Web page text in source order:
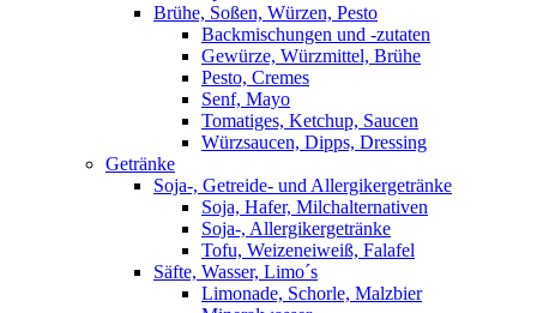
Brühe, Soßen, Würzen, Pesto
Backmischungen und -zutaten
Gewürze, Würzmittel, Brühe
Pesto, Cremes
Senf, Mayo
Tomatiges, Ketchup, Saucen
Würzsaucen, Dipps, Dressing
Getränke
Soja-, Getreide- und Allergikergetränke
Soja, Hafer, Milchalternativen
Soja-, Allergikergetränke
Tofu, Weizeneiweiß, Falafel
Säfte, Wasser, Limo´s
Limonade, Schorle, Malzbier